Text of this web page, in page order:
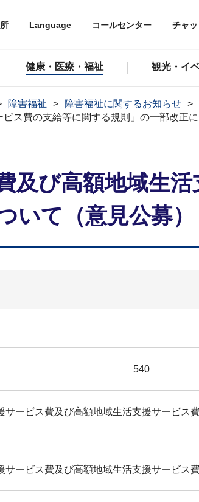
Language コールセンター チャ
健康・医療・福祉 観光・イ
障害福祉 障害福祉に関するお知らせ
ス費の支給等に関する規則」の一部改正に
及び高額地域生
いて（意見公募）
540
サービス費及び高額地域生活支援サービス
サービス費及び高額地域生活支援サービス